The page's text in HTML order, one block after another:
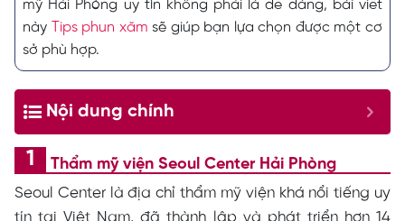
mỹ Hải Phòng uy tín không phải là dễ dàng, bài viết
này
Tips phun xăm sẽ giúp bạn lựa chọn được một cơ
sở phù hợp.
Nội dung chính
Thẩm mỹ viện Seoul Center Hải Phòng
Seoul Center là địa chỉ thẩm mỹ viện khá nổi tiếng uy
tín tại Việt Nam, đã thành lập và phát triển hơn 14